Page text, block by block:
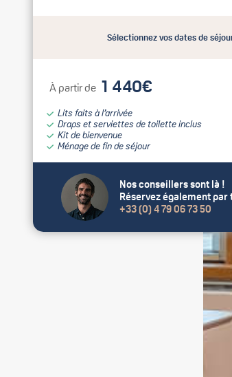
Sélectionnez vos dates de
À partir de 1 440€
Lits faits à l’arrivée
Draps et serviettes de toilette inclus
Kit de bienvenue
Ménage de fin de séjour
Nos conseillers sont là !
Réservez également par
+33 (0) 4 79 06 73 50